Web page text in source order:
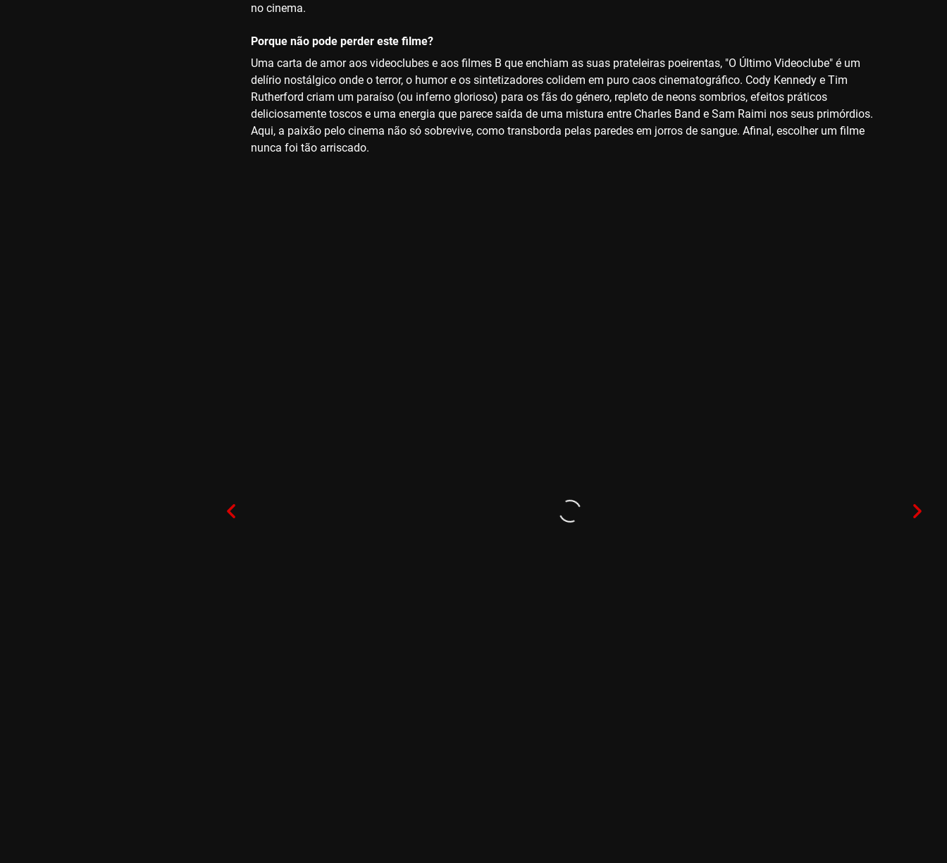
no cinema.
Porque não pode perder este filme?
Uma carta de amor aos videoclubes e aos filmes B que enchiam as suas prateleiras poeirentas, "O Último Videoclube" é um
delírio nostálgico onde o terror, o humor e os sintetizadores colidem em puro caos cinematográfico. Cody Kennedy e Tim
Rutherford criam um paraíso (ou inferno glorioso) para os fãs do género, repleto de neons sombrios, efeitos práticos
deliciosamente toscos e uma energia que parece saída de uma mistura entre Charles Band e Sam Raimi nos seus primórdios.
Aqui, a paixão pelo cinema não só sobrevive, como transborda pelas paredes em jorros de sangue. Afinal, escolher um filme
nunca foi tão arriscado.